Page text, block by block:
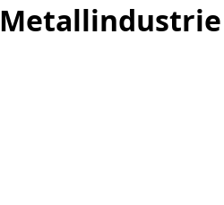
Metallindustrie